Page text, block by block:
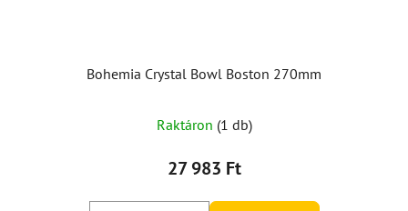
Bohemia Crystal Bowl Boston 270mm
Raktáron (1 db)
27 983 Ft